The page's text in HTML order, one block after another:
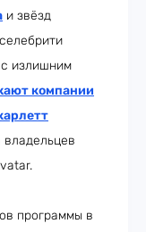
и звёзд
с излишним
компании
владельцев
программы в